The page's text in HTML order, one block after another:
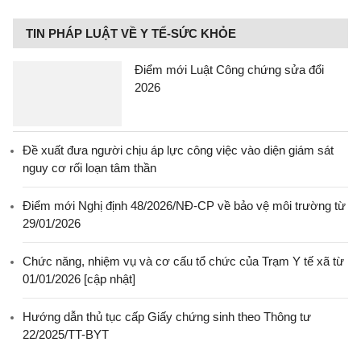
TIN PHÁP LUẬT VỀ Y TẾ-SỨC KHỎE
Điểm mới Luật Công chứng sửa đổi
2026
Đề xuất đưa người chịu áp lực công việc vào diện giám sát
nguy cơ rối loạn tâm thần
Điểm mới Nghị định 48/2026/NĐ-CP về bảo vệ môi trường từ
29/01/2026
Chức năng, nhiệm vụ và cơ cấu tổ chức của Trạm Y tế xã từ
01/01/2026 [cập nhật]
Hướng dẫn thủ tục cấp Giấy chứng sinh theo Thông tư
22/2025/TT-BYT